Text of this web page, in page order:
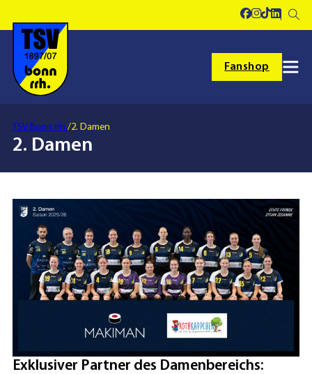
Fanshop
TSV Bonn rrh./2. Damen
2. Damen
Exklusiver Partner des Damenbereichs: